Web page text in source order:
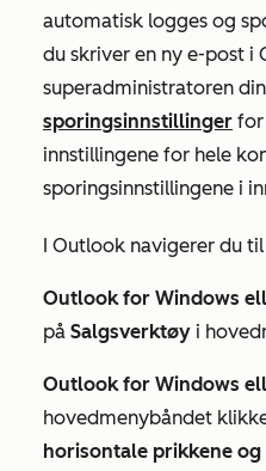
automatisk logges og
du skriver en ny e-post i
superadministratoren
sporingsinnstillinger for
innstillingene for hele
sporingsinnstillingene i
I Outlook navigerer du
Outlook for Windows
på Salgsverktøy i
Outlook for Windows
hovedmenybåndet
horisontale prikkene og